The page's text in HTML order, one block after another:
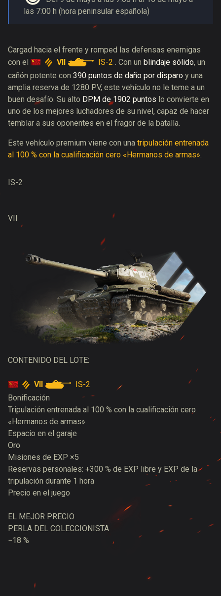
las 7:00 h (hora peninsular española)
Cargad hacia el frente y romped las defensas enemigas
con el
VII IS-2 . Con un blindaje sólido, un
cañón potente con 390 puntos de daño por disparo y una
amplia reserva de 1280 PV, este vehículo no le teme a un
buen desafío. Su alto DPM de 1902 puntos lo convierte en
uno de los mejores luchadores de su nivel, capaz de hacer
temblar a sus oponentes en el fragor de la batalla.
Este vehículo premium viene con una tripulación entrenada
al 100 % con la cualificación cero «Hermanos de armas».
IS-2
VII
CONTENIDO DEL LOTE:
VII
IS-2
Bonificación
Tripulación entrenada al 100 % con la cualificación cero
«Hermanos de armas»
Espacio en el garaje
Oro
Misiones de EXP ×5
Reservas personales: +300 % de EXP libre y EXP de la
tripulación durante 1 hora
Precio en el juego
EL MEJOR PRECIO
PERLA DEL COLECCIONISTA
−18 %